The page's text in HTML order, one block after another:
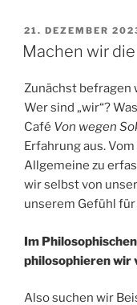
VERÖFFENTLICHT
AM
21. DEZEMBER
Machen wir
Zunächst befragen
Wer sind „wir“?
Café Von wegen
Erfahrung aus.
Allgemeine zu
wir selbst von
unserem Gefühl für
Im
philosophieren wir
Also suchen wir